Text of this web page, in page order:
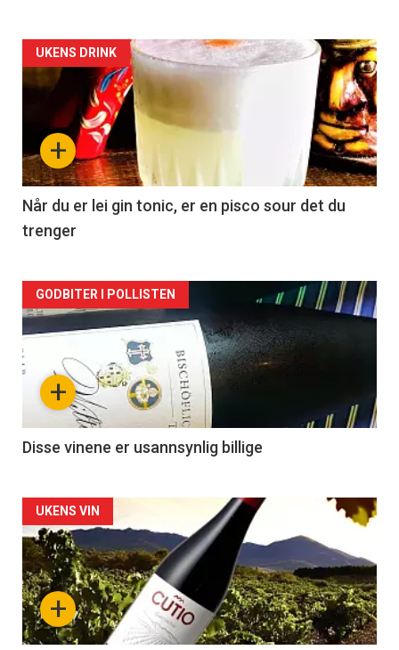
Forsiden
akkurat
nå
-
2
+
UKENS DRINK
Når du er lei gin tonic, er en pisco sour det du
trenger
Forsiden
akkurat
nå
3
+
GODBITER I POLLISTEN
Disse vinene er usannsynlig billige
Forsiden
akkurat
nå
-
+
UKENS VIN